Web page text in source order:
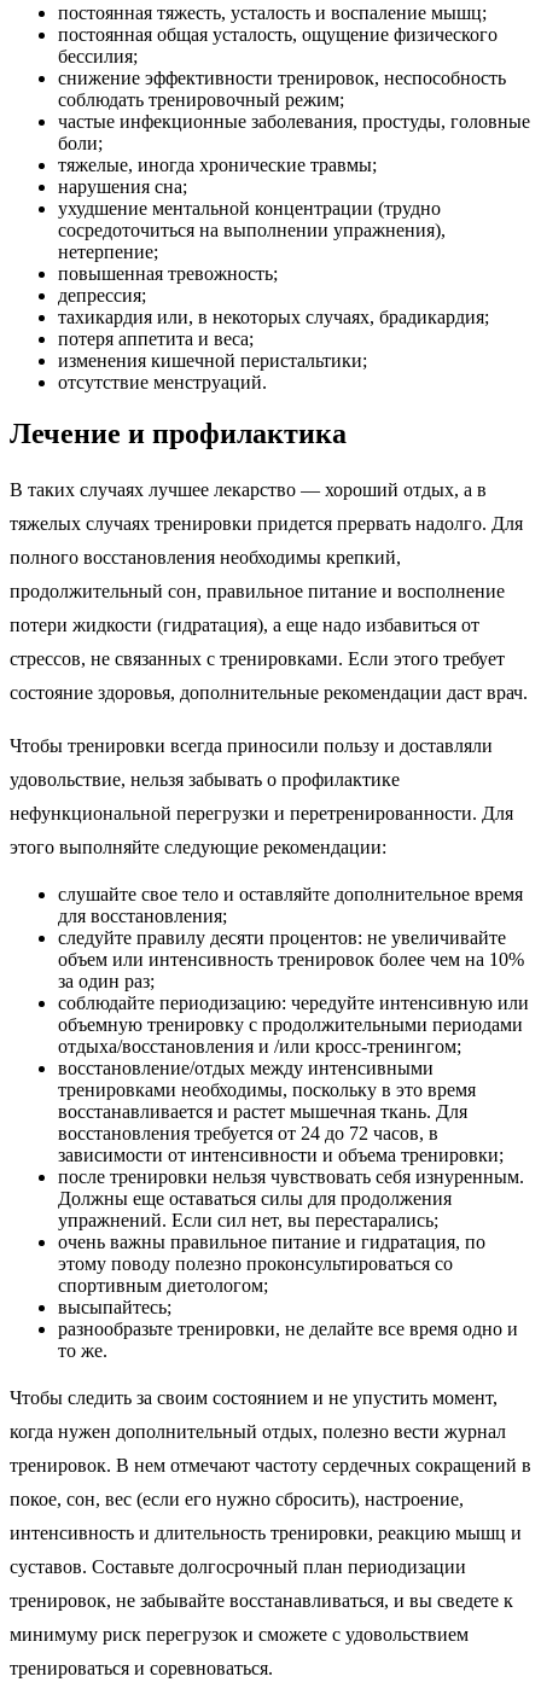
постоянная тяжесть, усталость и воспаление мышц;
постоянная общая усталость, ощущение физического
бессилия;
снижение эффективности тренировок, неспособность
соблюдать тренировочный режим;
частые инфекционные заболевания, простуды, головные
боли;
тяжелые, иногда хронические травмы;
нарушения сна;
ухудшение ментальной концентрации (трудно
сосредоточиться на выполнении упражнения),
нетерпение;
повышенная тревожность;
депрессия;
тахикардия или, в некоторых случаях, брадикардия;
потеря аппетита и веса;
изменения кишечной перистальтики;
отсутствие менструаций.
Лечение и профилактика
В таких случаях лучшее лекарство — хороший отдых, а в
тяжелых случаях тренировки придется прервать надолго. Для
полного восстановления необходимы крепкий,
продолжительный сон, правильное питание и восполнение
потери жидкости (гидратация), а еще надо избавиться от
стрессов, не связанных с тренировками. Если этого требует
состояние здоровья, дополнительные рекомендации даст врач.
Чтобы тренировки всегда приносили пользу и доставляли
удовольствие, нельзя забывать о профилактике
нефункциональной перегрузки и перетренированности. Для
этого выполняйте следующие рекомендации:
слушайте свое тело и оставляйте дополнительное время
для восстановления;
следуйте правилу десяти процентов: не увеличивайте
объем или интенсивность тренировок более чем на 10%
за один раз;
соблюдайте периодизацию: чередуйте интенсивную или
объемную тренировку с продолжительными периодами
отдыха/восстановления и /или кросс-тренингом;
восстановление/отдых между интенсивными
тренировками необходимы, поскольку в это время
восстанавливается и растет мышечная ткань. Для
восстановления требуется от 24 до 72 часов, в
зависимости от интенсивности и объема тренировки;
после тренировки нельзя чувствовать себя изнуренным.
Должны еще оставаться силы для продолжения
упражнений. Если сил нет, вы перестарались;
очень важны правильное питание и гидратация, по
этому поводу полезно проконсультироваться со
спортивным диетологом;
высыпайтесь;
разнообразьте тренировки, не делайте все время одно и
то же.
Чтобы следить за своим состоянием и не упустить момент,
когда нужен дополнительный отдых, полезно вести журнал
тренировок. В нем отмечают частоту сердечных сокращений в
покое, сон, вес (если его нужно сбросить), настроение,
интенсивность и длительность тренировки, реакцию мышц и
суставов. Составьте долгосрочный план периодизации
тренировок, не забывайте восстанавливаться, и вы сведете к
минимуму риск перегрузок и сможете с удовольствием
тренироваться и соревноваться.